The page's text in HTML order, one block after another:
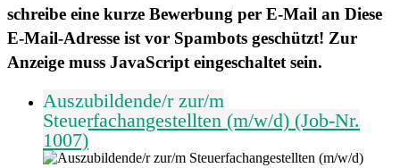
schreibe eine kurze Bewerbung per E-Mail an Diese
E-Mail-Adresse ist vor Spambots geschützt! Zur
Anzeige muss JavaScript eingeschaltet sein.
Auszubildende/r zur/m
Steuerfachangestellten (m/w/d) (Job-Nr.
1007)